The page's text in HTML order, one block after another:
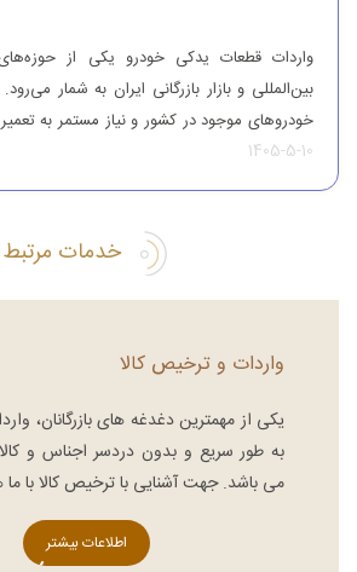
واردات قطعات یدکی خودرو یکی از
بین‌المللی و بازار بازرگانی ایران به شمار
خودروهای موجود در کشور و نیاز مستمر به تعمیر
قطعات یدکی همواره از تقاضای قابل‌توجهی
که قصد واردات قطعات یدکی خودرو را دارند،
1405-5-10
خدمات مرتبط
واردات و ترخیص کالا
یكی از مهمترین دغدغه های بازرگانان،
به طور سریع و بدون دردسر اجناس و
می باشد. جهت آشنایی با ترخیص کالا با ما
اطلاعات بیشتر